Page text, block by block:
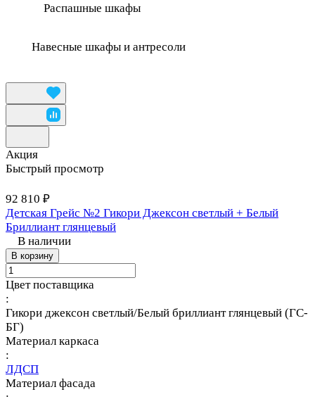
Распашные шкафы
Навесные шкафы и антресоли
Акция
Быстрый просмотр
92 810 ₽
Детская Грейс №2 Гикори Джексон светлый + Белый
Бриллиант глянцевый
В наличии
В корзину
Цвет поставщика
:
Гикори джексон светлый/Белый бриллиант глянцевый (ГС-
БГ)
Материал каркаса
:
ЛДСП
Материал фасада